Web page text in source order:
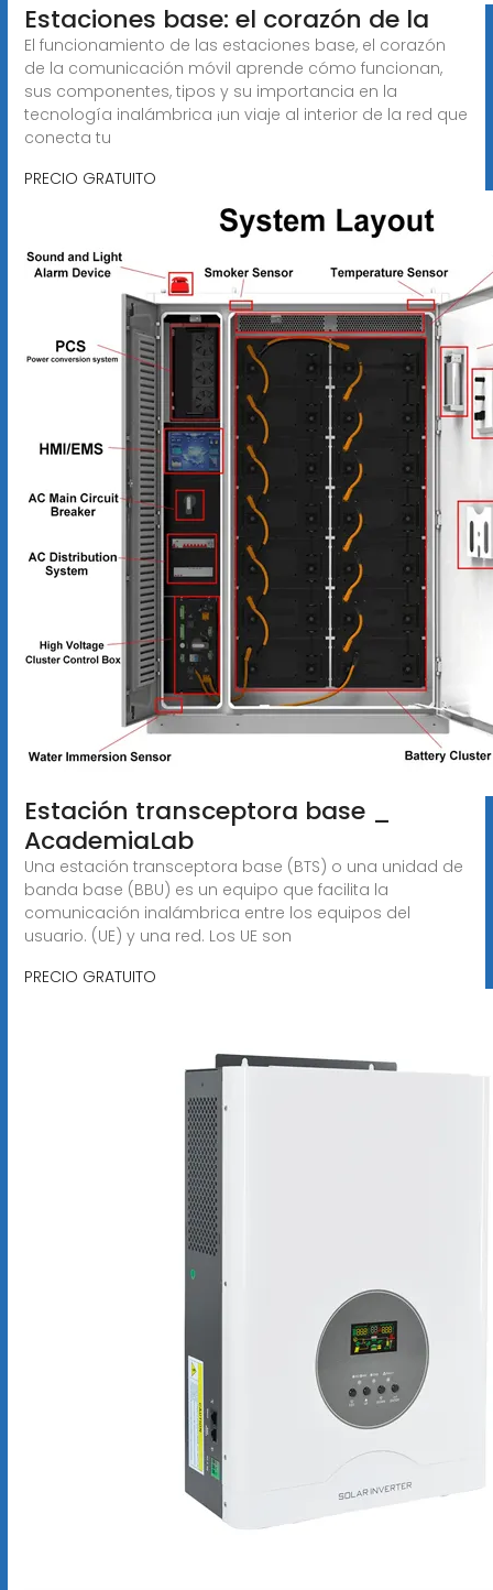
Estaciones base: el corazón de la
El funcionamiento de las estaciones base, el corazón
de la comunicación móvil aprende cómo funcionan,
sus componentes, tipos y su importancia en la
tecnología inalámbrica ¡un viaje al interior de la red que
conecta tu
PRECIO GRATUITO
Estación transceptora base _
AcademiaLab
Una estación transceptora base (BTS) o una unidad de
banda base (BBU) es un equipo que facilita la
comunicación inalámbrica entre los equipos del
usuario. (UE) y una red. Los UE son
PRECIO GRATUITO